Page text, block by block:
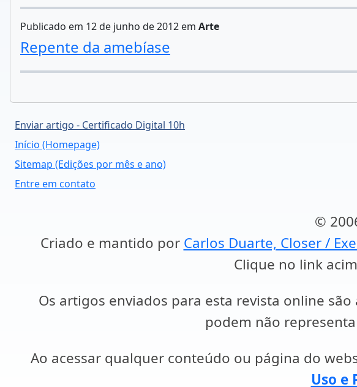
Publicado em 12 de junho de 2012 em Arte
Repente da amebíase
Enviar artigo - Certificado Digital 10h
Início (Homepage)
Sitemap (Edições por mês e ano)
Entre em contato
©
Criado e mantido por Carlos Duarte, Closer /
Clique no link
Os artigos enviados para esta revista online
podem não
Ao acessar qualquer conteúdo ou página do
Uso e